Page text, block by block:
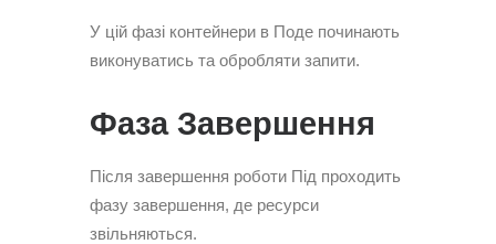
У цій фазі контейнери в Поде починають
виконуватись та обробляти запити.
Фаза Завершення
Після завершення роботи Під проходить
фазу завершення, де ресурси
звільняються.